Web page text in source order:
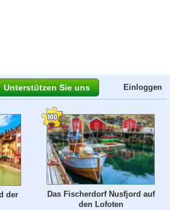
Unterstützen Sie uns Einloggen
der
Das Fischerdorf Nusfjord auf
den Lofoten